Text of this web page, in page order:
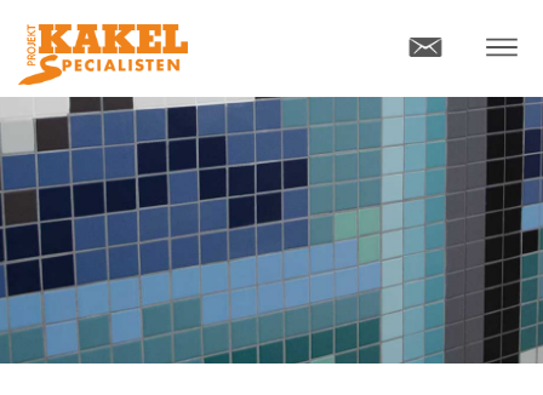
KONTAKTMENY